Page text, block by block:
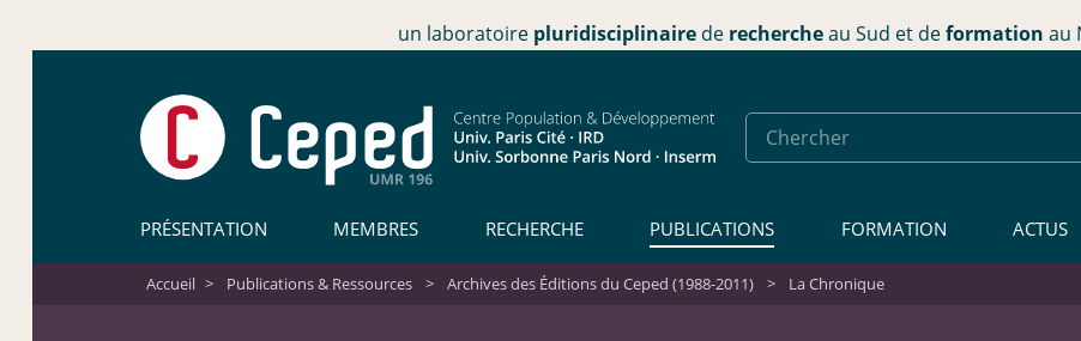
un laboratoire pluridisciplinaire de rechercheau Sud et deformation au
PRÉSENTATION MEMBRES RECHERCHE PUBLICATIONS FORMATION ACTUS
Accueil > Publications & Ressources > Archives des Éditions du Ceped (1988-2011) > La Chronique